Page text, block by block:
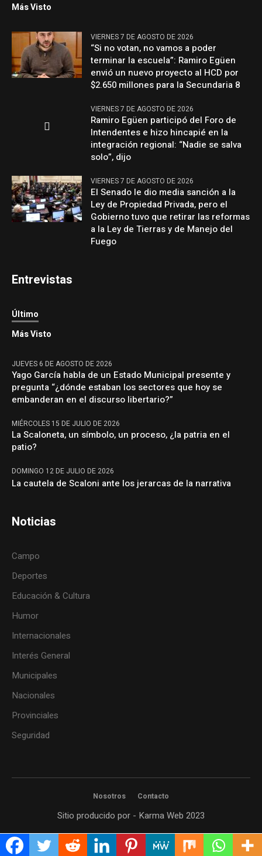
Más Visto
VIERNES 7 DE AGOSTO DE 2026
“Si no votan, no vamos a poder
terminar la escuela”: Ramiro Egüen
envió un nuevo proyecto al HCD por
$2.650 millones para la Secundaria 8
VIERNES 7 DE AGOSTO DE 2026
Ramiro Egüen participó del Foro de
Intendentes e hizo hincapié en la
integración regional: “Nadie se salva
solo”, dijo
VIERNES 7 DE AGOSTO DE 2026
El Senado le dio media sanción a la
Ley de Propiedad Privada, pero el
Gobierno tuvo que retirar las reformas
a la Ley de Tierras y de Manejo del
Fuego
Entrevistas
Último
Más Visto
JUEVES 6 DE AGOSTO DE 2026
Yago García habla de un Estado Municipal presente y
pregunta “¿dónde estaban los sectores que hoy se
embanderan en el discurso libertario?”
MIÉRCOLES 15 DE JULIO DE 2026
La Scaloneta, un símbolo, un proceso, ¿la patria en el
patio?
DOMINGO 12 DE JULIO DE 2026
La cautela de Scaloni ante los jerarcas de la narrativa
Noticias
Campo
Deportes
Educación & Cultura
Humor
Internacionales
Interés General
Municipales
Nacionales
Provinciales
Seguridad
Nosotros Contacto
Sitio producido por - Karma Web 2023